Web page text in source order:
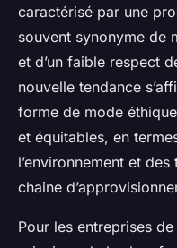
caractérisé par une
souvent synonyme de
et d’un faible respect
nouvelle tendance
forme de mode
et équitables, en
l’environnement et
chaine
Pour les entreprises